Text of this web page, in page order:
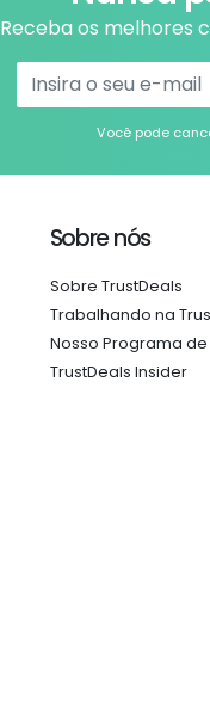
Receba os melhores
Você pode
Sobre nós
Sobre TrustDeals
Trabalhando na
Nosso Programa
TrustDeals Insider